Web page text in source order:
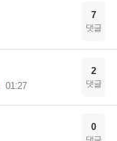
7
댓글
01:27
2
댓글
0